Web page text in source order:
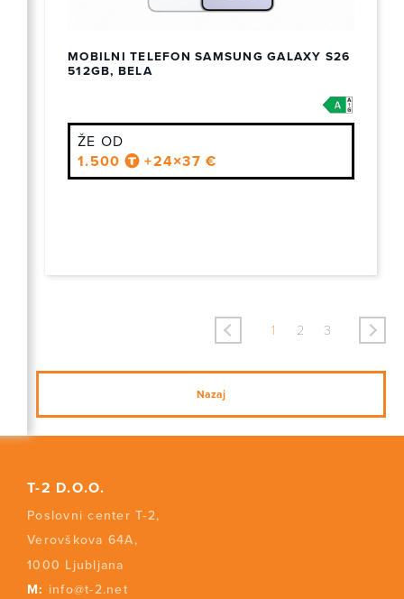
MOBILNI TELEFON SAMSUNG GALAXY S26
512GB, BELA
ŽE OD
1.500
+24×37 €
< 1 2 3 >
Nazaj
T-2 D.O.O.
Poslovni center T-2,
Verovškova 64A,
1000 Ljubljana
M: info@t-2.net